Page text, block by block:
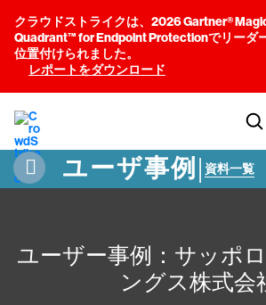
クラウドストライクは、2026 Gartner®
Quadrant™ for Endpoint Protectionでリーダ
位置付けられました。
レポートをダウンロード
ユーザ事例| 資料一覧
ユーザー事例：サッポ
ングス株式会